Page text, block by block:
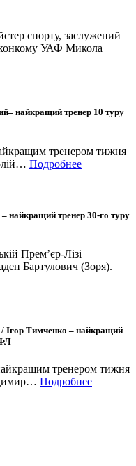
спорту, заслужений
УАФ Микола
найкращий тренер 10 туру
тренером тижня
Подробнее
найкращий тренер 30-го туру
Прем’єр-Лізі
Бартулович (Зоря).
Ігор Тимченко – найкращий
тренером тижня
Подробнее